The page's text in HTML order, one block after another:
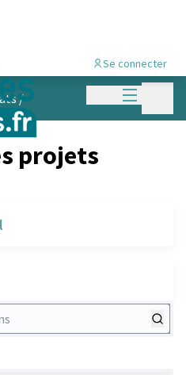
Menu
Se connecter
/
projets